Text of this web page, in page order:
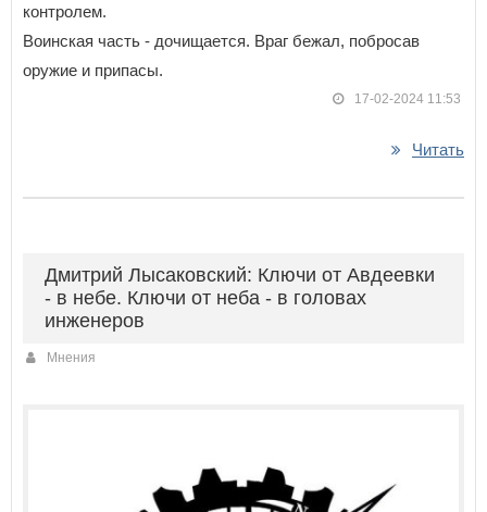
контролем.
Воинская часть - дочищается. Враг бежал, побросав
оружие и припасы.
17-02-2024 11:53
Читать
Дмитрий Лысаковский: Ключи от Авдеевки
- в небе. Ключи от неба - в головах
инженеров
Мнения